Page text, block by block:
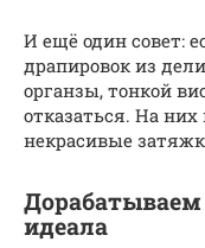
И ещё один совет:
драпировок из
органзы, тонкой
отказаться. На
некрасивые
идеала